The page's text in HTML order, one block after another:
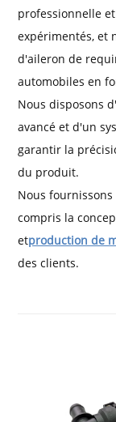
professionnelle
expérimentés, et
d'aileron de
automobiles en
Nous disposons
avancé et d'un
garantir la
du produit.
Nous
compris la
etproduction de
des clients.